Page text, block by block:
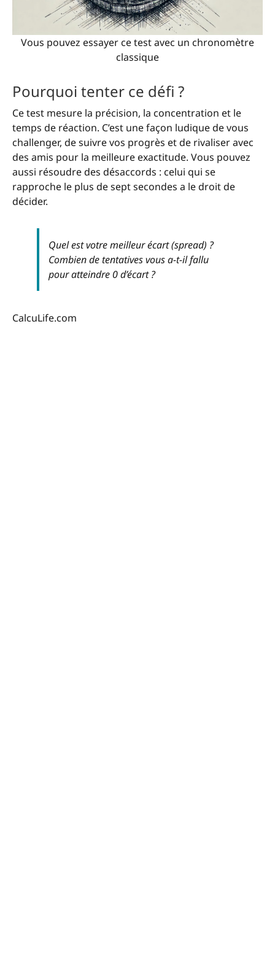
Vous pouvez essayer ce test avec un chronomètre
classique
Pourquoi tenter ce défi ?
Ce test mesure la précision, la concentration et le
temps de réaction. C’est une façon ludique de vous
challenger, de suivre vos progrès et de rivaliser avec
des amis pour la meilleure exactitude. Vous pouvez
aussi résoudre des désaccords : celui qui se
rapproche le plus de sept secondes a le droit de
décider.
Quel est votre meilleur écart (spread) ?
Combien de tentatives vous a-t-il fallu
pour atteindre 0 d’écart ?
CalcuLife.com